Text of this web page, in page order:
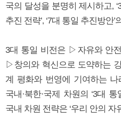
국의 달성을 분명히 제시하고,
추진 전략’, ‘7대 통일 추진방안
3대 통일 비전은 ▷자유와 안
▷창의와 혁신으로 도약하는
계 평화와 번영에 기여하는
국내·북한·국제 차원의 ‘3대
국내 차원 전략은 ‘우리 안의